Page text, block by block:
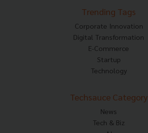
Trending Tags
Corporate Innovation
Digital Transformation
E-Commerce
Startup
Technology
Techsauce Category
News
Tech & Biz